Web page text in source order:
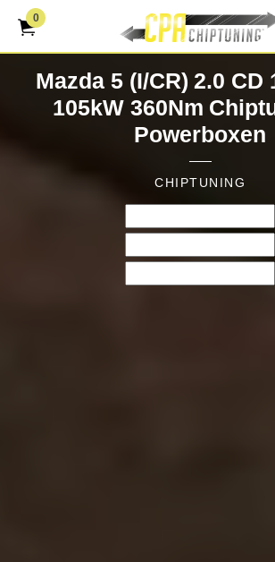
0
Mazda 5 (I/CR) 2.0 CD
105kW 360Nm
Powerboxen
CHIPTUNING